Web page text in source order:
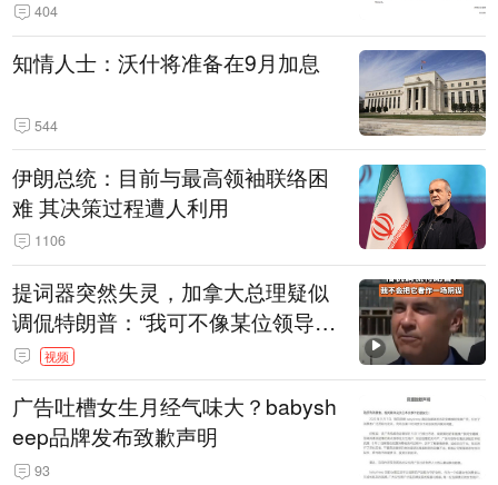
404
知情人士：沃什将准备在9月加息
544
伊朗总统：目前与最高领袖联络困
难 其决策过程遭人利用
1106
提词器突然失灵，加拿大总理疑似
调侃特朗普：“我可不像某位领导
人，把这当成一场阴谋”，全场哄笑
视频
广告吐槽女生月经气味大？babysh
eep品牌发布致歉声明
93